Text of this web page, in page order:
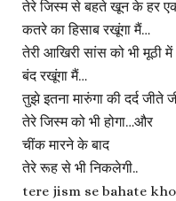
तेरे जिस्म से बहते खून के हर
कतरे का हिसाब रखूंगा मैं…
तेरी आखिरी सांस को भी मूठी में
बंद रखूंगा मैं…
तुझे इतना मारुंगा की दर्द जीते
तेरे जिस्म को भी होगा…और
चींक मारने के बाद
तेरे रूह से भी निकलेगी..
tere jism se bahate